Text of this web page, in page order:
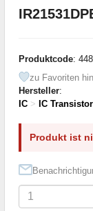
Produktcode:
zu Favoriten
Hersteller:
IC > IC
Produkt ist